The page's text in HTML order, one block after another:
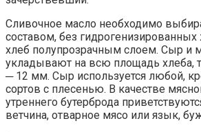
Сливочное масло необходимо
составом, без
хлеб полупрозрачным слоем. Сыр и
укладывают на всю площадь хлеба,
─ 12 мм. Сыр используется любой,
сортов с плесенью. В качестве
утреннего бутерброда
ветчина, отварное мясо или язык,